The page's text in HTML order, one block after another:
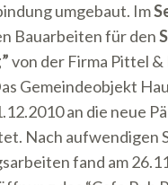
umgebaut. Im
Bauarbeiten für den
von der Firma Pittel
Gemeindeobjekt
an die neue
Nach aufwendigen
fand am